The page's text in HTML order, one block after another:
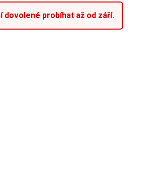
dovolené probíhat až od září.